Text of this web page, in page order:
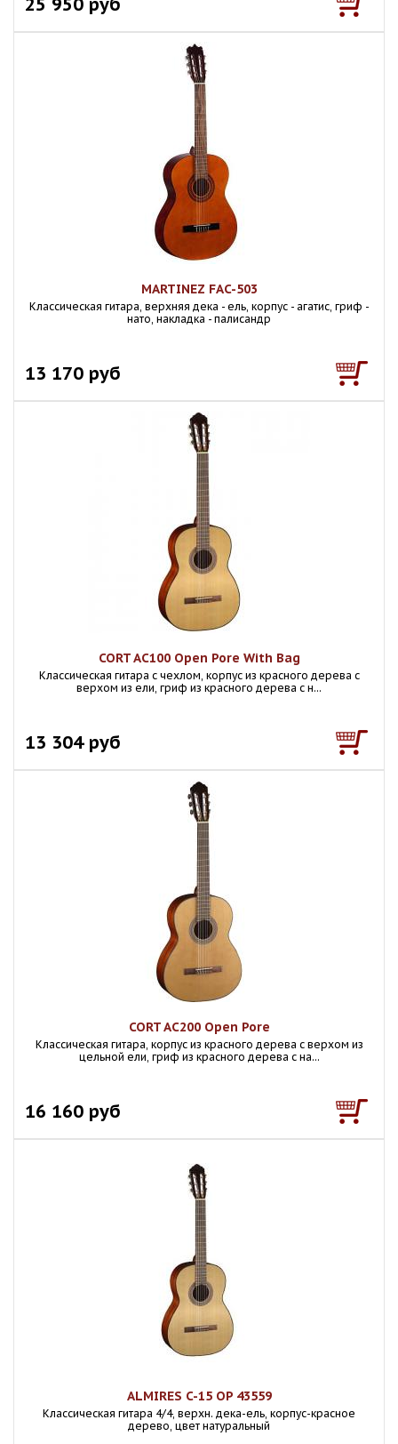
MARTINEZ FAC-503
Классическая гитара, верхняя дека - ель, корпус - агатис, гриф -
нато, накладка - палисандр
13 170 руб
CORT AC100 Open Pore With Bag
Классическая гитара с чехлом, корпус из красного дерева с
верхом из ели, гриф из красного дерева с н...
13 304 руб
CORT AC200 Open Pore
Классическая гитара, корпус из красного дерева с верхом из
цельной ели, гриф из красного дерева с на...
16 160 руб
ALMIRES C-15 OP 43559
Классическая гитара 4/4, верхн. дека-ель, корпус-красное
дерево, цвет натуральный